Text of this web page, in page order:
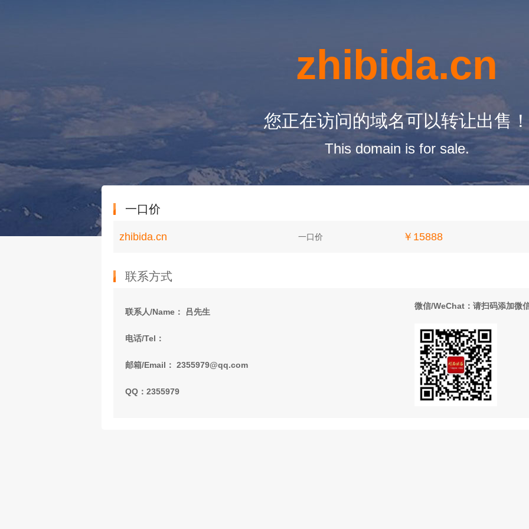
zhibida.cn
您正在访问的域名可以转让出售！
This domain is for sale.
一口价
zhibida.cn 一口价 ￥15888
联系方式
联系人/Name： 吕先生
电话/Tel：
邮箱/Email： 2355979@qq.com
QQ：2355979
微信/WeChat：请扫码添加微